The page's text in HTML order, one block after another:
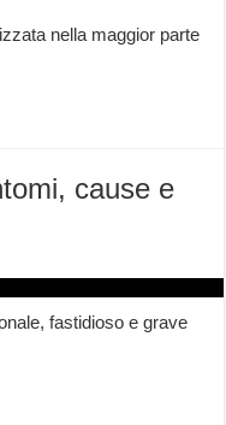
nella maggior parte
cause e
fastidioso e grave